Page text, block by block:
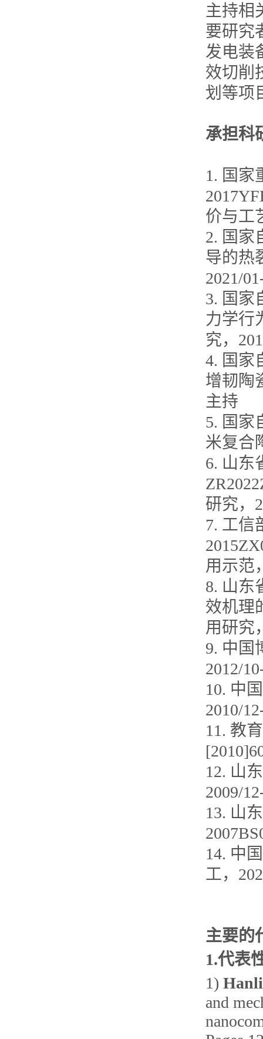
主持相
要研究
发电装
效切削
划等项
承担科
1. 国家
价与工
2. 国家
导的热
2021/
3. 国家
力学行
究，
4. 国家
增韧陶
主持
5. 国家
米复合
6. 山东
研究，
7. 工信
用示范
8. 山东
效机理
用研究
9. 中国
2012/
10. 中
2010/
11. 教
12. 山
2009/
13. 山
14. 中
工，
主要的
1.代表
1)
and